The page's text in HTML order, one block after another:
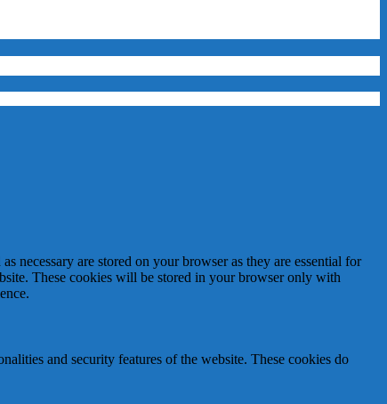
necessary are stored on your browser as they are essential for
These cookies will be stored in your browser only with
and security features of the website. These cookies do